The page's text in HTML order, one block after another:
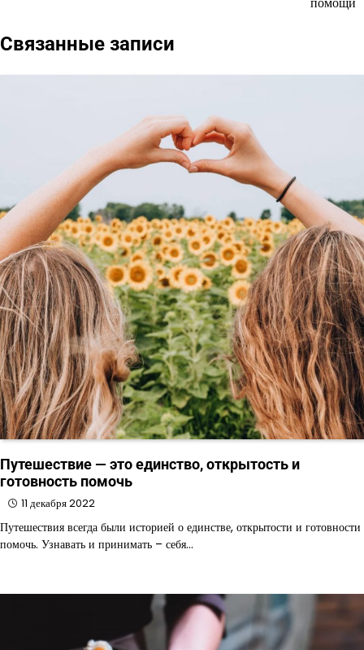
Связанные записи
Путешествие — это единство, открытость и
готовность помочь
11 декабря 2022
Путешествия всегда были историей о единстве, открытости и готовности
помочь. Узнавать и принимать – себя…